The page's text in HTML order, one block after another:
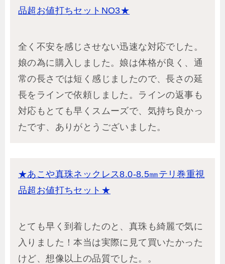
品超お値打ちセットNO3★
全く不安を感じさせない迅速な対応でした。
娘の為に購入しました。娘は体格が良く、通
常の長さでは短く感じましたので、長さの延
長をラインで依頼しました。ラインの返事も
対応もとても早くスムーズで、気持ち良かっ
たです、ありがとうございました。
★あこや真珠ネックレス8.0-8.5㎜テリ巻重視
品超お値打ちセット★
とても早く到着したのと、真珠も綺麗で気に
入りました！本当は実際に見て買いたかった
けど、想像以上の品質でした。。